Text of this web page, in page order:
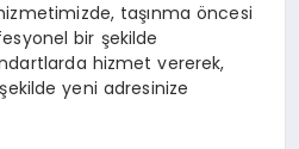
taşınma öncesi
bir şekilde
hizmet vererek,
yeni adresinize